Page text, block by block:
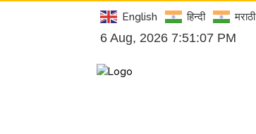
English हिन्दी मराठी
6 Aug, 2026 7:51:08 PM